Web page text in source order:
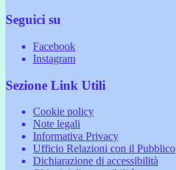
Seguici su
Facebook
Instagram
Sezione Link Utili
Cookie policy
Note legali
Informativa Privacy
Ufficio Relazioni con il Pubblico
Dichiarazione di accessibilità